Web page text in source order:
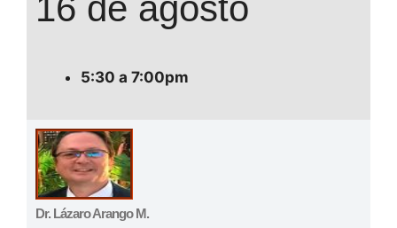
5:30 a 7:00pm
Dr. Lázaro Arango M.